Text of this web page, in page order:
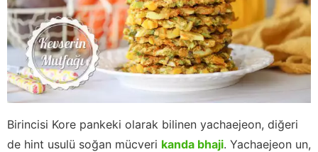
Birincisi Kore pankeki olarak bilinen yachaejeon, diğeri
de hint usulü soğan mücveri kanda bhaji. Yachaejeon un,